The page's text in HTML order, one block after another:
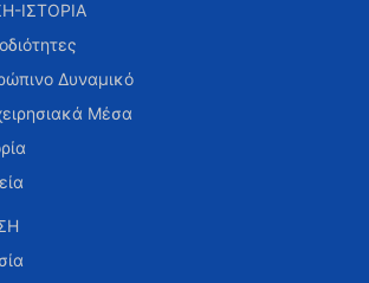
ΙΣΤΟΡΙΑ
Δυναμικό
Μέσα